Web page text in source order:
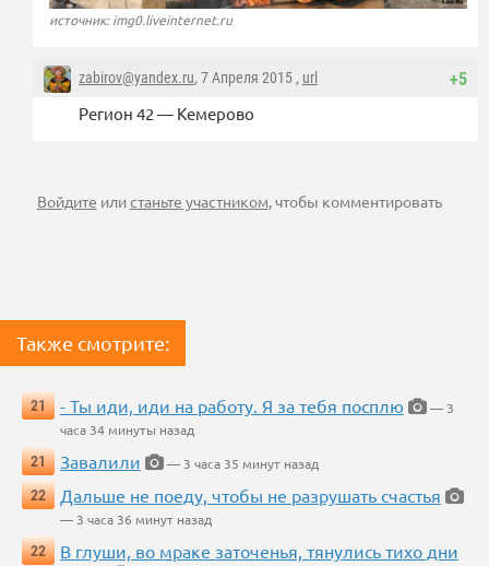
источник: img0.liveinternet.ru
+5
zabirov@yandex.ru, 7 Апреля 2015 , url
Регион 42 — Кемерово
Войдите илистаньте участником , чтобы комментировать
Также смотрите:
21 - Ты иди, иди на работу. Я за тебя посплю
— 3
часа 34 минуты назад
21
Завалили
— 3 часа 35 минут назад
22
Дальше не поеду, чтобы не разрушать счастья
— 3 часа 36 минут назад
22
В глуши, во мраке заточенья, тянулись тихо дни